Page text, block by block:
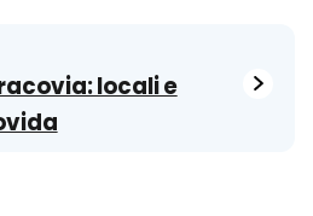
locali e